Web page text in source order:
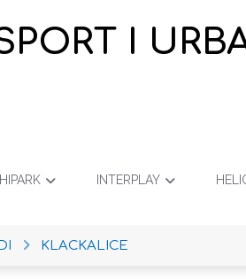
I
INTERPLAY
KLACKALICE